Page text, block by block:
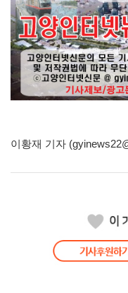
이황재 기자